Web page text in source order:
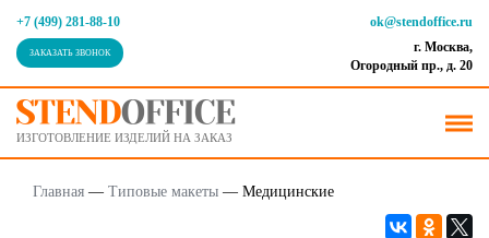
+7 (499) 281-88-10
ЗАКАЗАТЬ ЗВОНОК
ok@stendoffice.ru
г. Москва,
Огородный пр., д. 20
ИЗГОТОВЛЕНИЕ ИЗДЕЛИЙ НА ЗАКАЗ
Главная — Типовые макеты — Медицинские